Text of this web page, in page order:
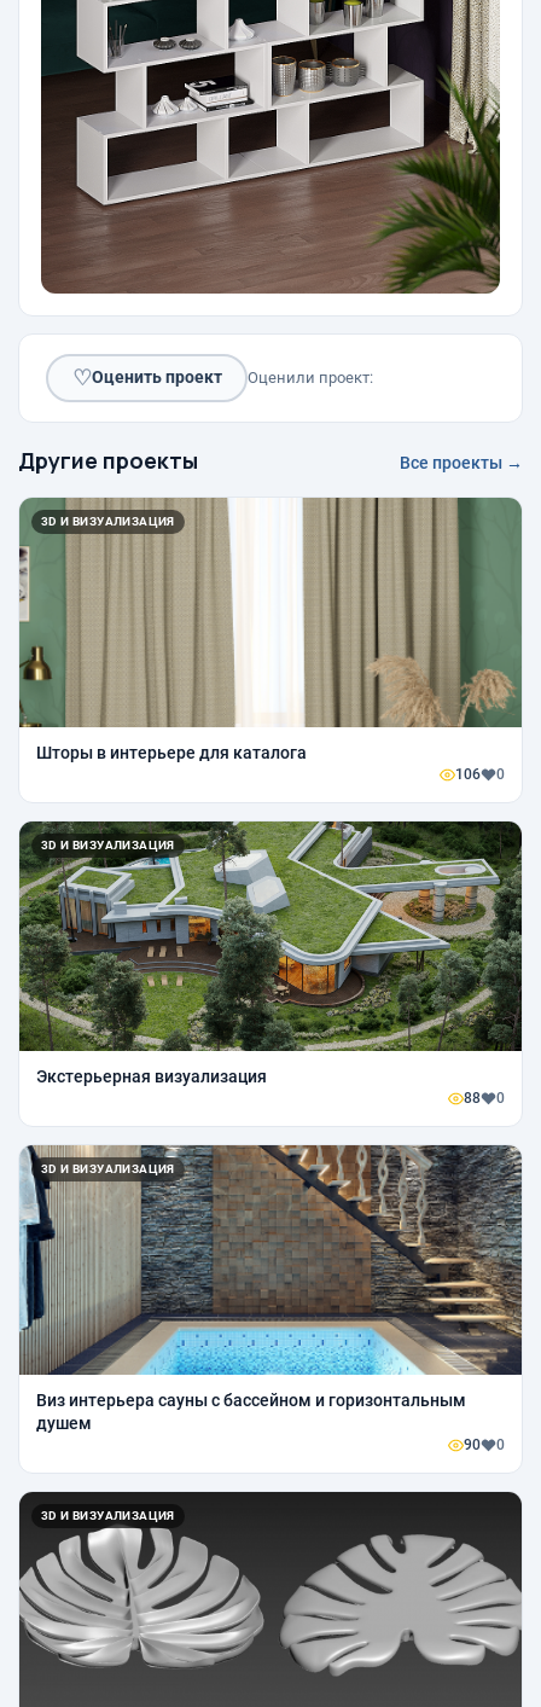
♡Оценить проект Оценили проект:
Другие проекты Все проекты →
3D И ВИЗУАЛИЗАЦИЯ
Шторы в интерьере для каталога
106 0
3D И ВИЗУАЛИЗАЦИЯ
Экстерьерная визуализация
88 0
3D И ВИЗУАЛИЗАЦИЯ
Виз интерьера сауны с бассейном и горизонтальным
душем
90 0
3D И ВИЗУАЛИЗАЦИЯ